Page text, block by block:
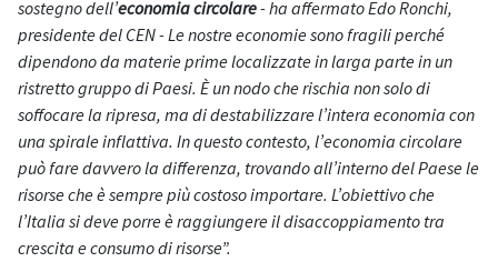
sostegno dell’economia circolare- ha affermato Edo Ronchi,
presidente del CEN - Le nostre economie sono fragili perché
dipendono da materie prime localizzate in larga parte in un
ristretto gruppo di Paesi. È un nodo che rischia non solo di
soffocare la ripresa, ma di destabilizzare l’intera economia con
una spirale inflattiva. In questo contesto, l’economia circolare
può fare davvero la differenza, trovando all’interno del Paese le
risorse che è sempre più costoso importare. L’obiettivo che
l’Italia si deve porre è raggiungere il disaccoppiamento tra
crescita e consumo di risorse”.